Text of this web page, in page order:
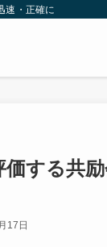
速・正確に
価する共
17日